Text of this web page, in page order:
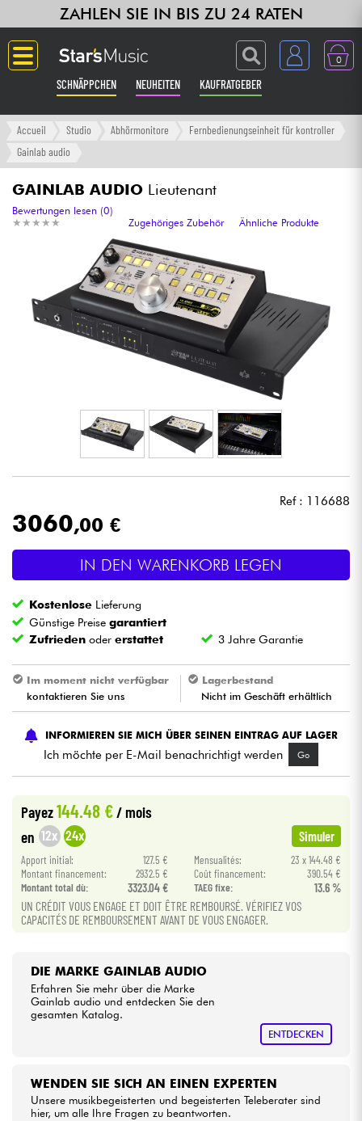
ZAHLEN SIE IN BIS ZU 24 RATEN
0
SCHNÄPPCHEN NEUHEITEN KAUFRATGEBER
Langue
Verstärker & Effekte
Klaviere & Piano
Synths & samplers
Studio
Mikros
Licht
Blasinstrumente
Violinen & Quartett
Kabel & Zubehöre
HiFi
Bundle
Sehen Sie sich unsere Marken an
Accueil Studio Abhörmonitore
Fernbedienungseinheit für kontroller
Gainlab audio
GAINLAB AUDIO Lieutenant
★ ★ ★ ★ ★
★ ★ ★ ★ ★
Bewertungen lesen (0)
Zugehöriges Zubehör
Ähnliche Produkte
Ref : 116688
3060,00 €
IN DEN WARENKORB LEGEN
Kostenlose Lieferung
Günstige Preisegarantiert
Zufrieden odererstattet 3 Jahre Garantie
Im moment nicht verfügbar
kontaktieren Sie uns
Lagerbestand
Nicht im Geschäft erhältlich
INFORMIEREN SIE MICH ÜBER SEINEN EINTRAG AUF LAGER
Ich möchte per E-Mail benachrichtigt werden Go
Payez144.48 € / mois
en 12x 24x Simuler
Apport initial: 127.5 € Mensualités:
23 x 144.48 €
Montant financement:
2932.5 € Coût financement:
390.54 €
Montant total dù:
3323.04 € TAEG fixe: 13.6 %
UN CRÉDIT VOUS ENGAGE ET DOIT ÊTRE REMBOURSÉ. VÉRIFIEZ VOS
CAPACITÉS DE REMBOURSEMENT AVANT DE VOUS ENGAGER.
DIE MARKE GAINLAB AUDIO
Erfahren Sie mehr über die Marke
Gainlab audio und entdecken Sie den
gesamten Katalog.
ENTDECKEN
WENDEN SIE SICH AN EINEN EXPERTEN
Unsere musikbegeisterten und begeisterten Teleberater sind
hier, um alle Ihre Fragen zu beantworten.